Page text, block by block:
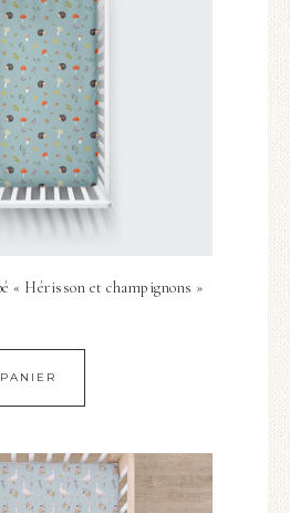
« Hérisson et champignons »